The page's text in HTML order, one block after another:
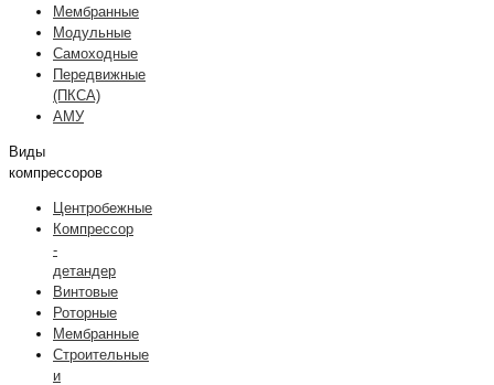
Мембранные
Модульные
Самоходные
Передвижные
(ПКСА)
АМУ
Виды
компрессоров
Центробежные
Компрессор
-
детандер
Винтовые
Роторные
Мембранные
Строительные
и